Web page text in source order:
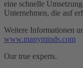
eine schnelle
Unternehmen, die auf
Weitere Informationen
www.manyminds.com
Our true experts.